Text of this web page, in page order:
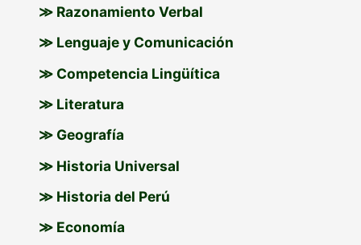
≫ Razonamiento Verbal
≫ Lenguaje y Comunicación
≫ Competencia Lingüítica
≫ Literatura
≫ Geografía
≫ Historia Universal
≫ Historia del Perú
≫ Economía